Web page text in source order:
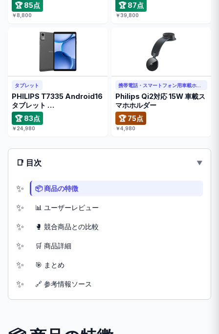
🏆 85点
￥8,800
🏆 87点
￥39,800
タブレット
PHILIPS T7335 Android16
タブレット …
🏆 83点
￥24,980
携帯電話・スマートフォン用車載ホルダー
Philips Qi2対応 15W 車載ス
マホホルダー
🏆 75点
￥4,980
📑 目次
📦 商品の特徴
📊 ユーザーレビュー
🥊 競合商品との比較
🛒 商品詳細
🎯 まとめ
🔗 参考情報ソース